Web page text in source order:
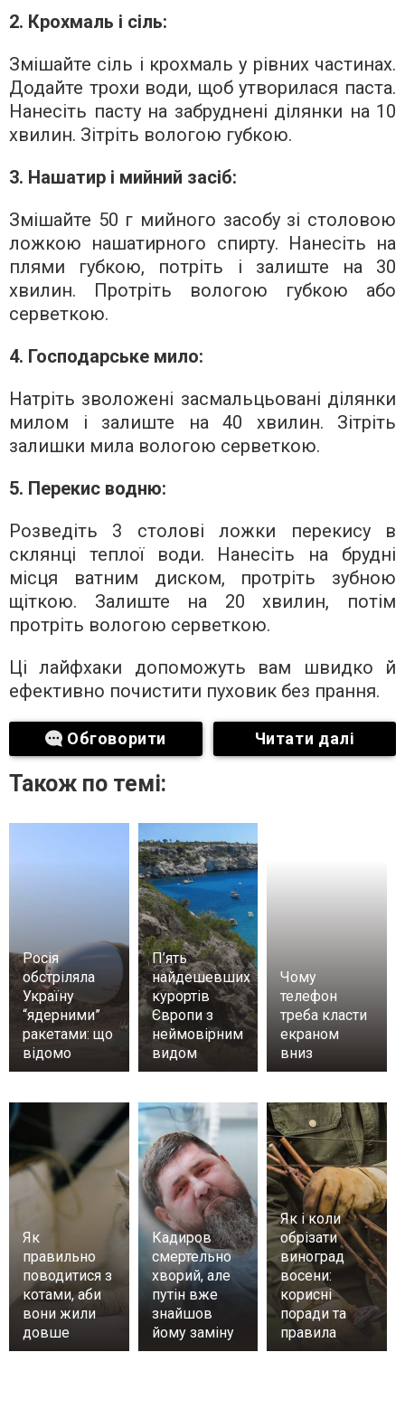
2. Крохмаль і сіль:
Змішайте сіль і крохмаль у рівних частинах.
Додайте трохи води, щоб утворилася паста.
Нанесіть пасту на забруднені ділянки на 10
хвилин. Зітріть вологою губкою.
3. Нашатир і мийний засіб:
Змішайте 50 г мийного засобу зі столовою
ложкою нашатирного спирту. Нанесіть на
плями губкою, потріть і залиште на 30
хвилин. Протріть вологою губкою або
серветкою.
4. Господарське мило:
Натріть зволожені засмальцьовані ділянки
милом і залиште на 40 хвилин. Зітріть
залишки мила вологою серветкою.
5. Перекис водню:
Розведіть 3 столові ложки перекису в
склянці теплої води. Нанесіть на брудні
місця ватним диском, протріть зубною
щіткою. Залиште на 20 хвилин, потім
протріть вологою серветкою.
Ці лайфхаки допоможуть вам швидко й
ефективно почистити пуховик без прання.
Обговорити Читати далі
Також по темі:
Росія
обстріляла
Україну
“ядерними”
ракетами: що
відомо
П’ять
найдешевших
курортів
Європи з
неймовірним
видом
Чому
телефон
треба класти
екраном
вниз
Як
правильно
поводитися з
котами, аби
вони жили
довше
Кадиров
смертельно
хворий, але
путін вже
знайшов
йому заміну
Як і коли
обрізати
виноград
восени:
корисні
поради та
правила